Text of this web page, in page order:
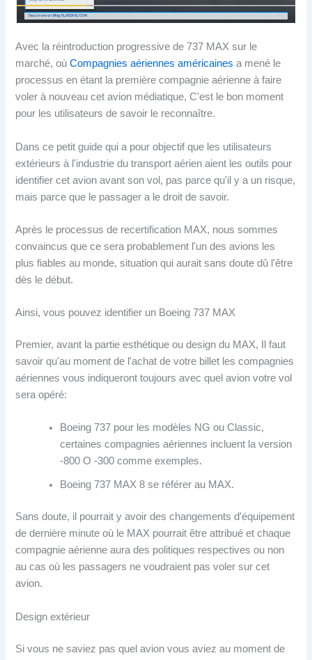
Avec la réintroduction progressive de 737 MAX sur le
marché, oùCompagnies aériennes américaines a mené le
processus en étant la première compagnie aérienne à faire
voler à nouveau cet avion médiatique, C'est le bon moment
pour les utilisateurs de savoir le reconnaître.
Dans ce petit guide qui a pour objectif que les utilisateurs
extérieurs à l'industrie du transport aérien aient les outils pour
identifier cet avion avant son vol, pas parce qu'il y a un risque,
mais parce que le passager a le droit de savoir.
Après le processus de recertification MAX, nous sommes
convaincus que ce sera probablement l'un des avions les
plus fiables au monde, situation qui aurait sans doute dû l'être
dès le début.
Ainsi, vous pouvez identifier un Boeing 737 MAX
Premier, avant la partie esthétique ou design du MAX, Il faut
savoir qu'au moment de l'achat de votre billet les compagnies
aériennes vous indiqueront toujours avec quel avion votre vol
sera opéré:
Boeing 737 pour les modèles NG ou Classic,
certaines compagnies aériennes incluent la version
-800 O -300 comme exemples.
Boeing 737 MAX 8 se référer au MAX.
Sans doute, il pourrait y avoir des changements d'équipement
de dernière minute où le MAX pourrait être attribué et chaque
compagnie aérienne aura des politiques respectives ou non
au cas où les passagers ne voudraient pas voler sur cet
avion.
Design extérieur
Si vous ne saviez pas quel avion vous aviez au moment de